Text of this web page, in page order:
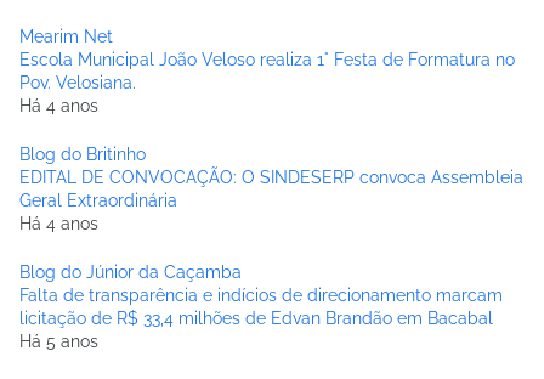
Mearim Net
Escola Municipal João Veloso realiza 1° Festa de Formatura no
Pov. Velosiana.
Há 4 anos
Blog do Britinho
EDITAL DE CONVOCAÇÃO: O SINDESERP convoca Assembleia
Geral Extraordinária
Há 4 anos
Blog do Júnior da Caçamba
Falta de transparência e indícios de direcionamento marcam
licitação de R$ 33,4 milhões de Edvan Brandão em Bacabal
Há 5 anos